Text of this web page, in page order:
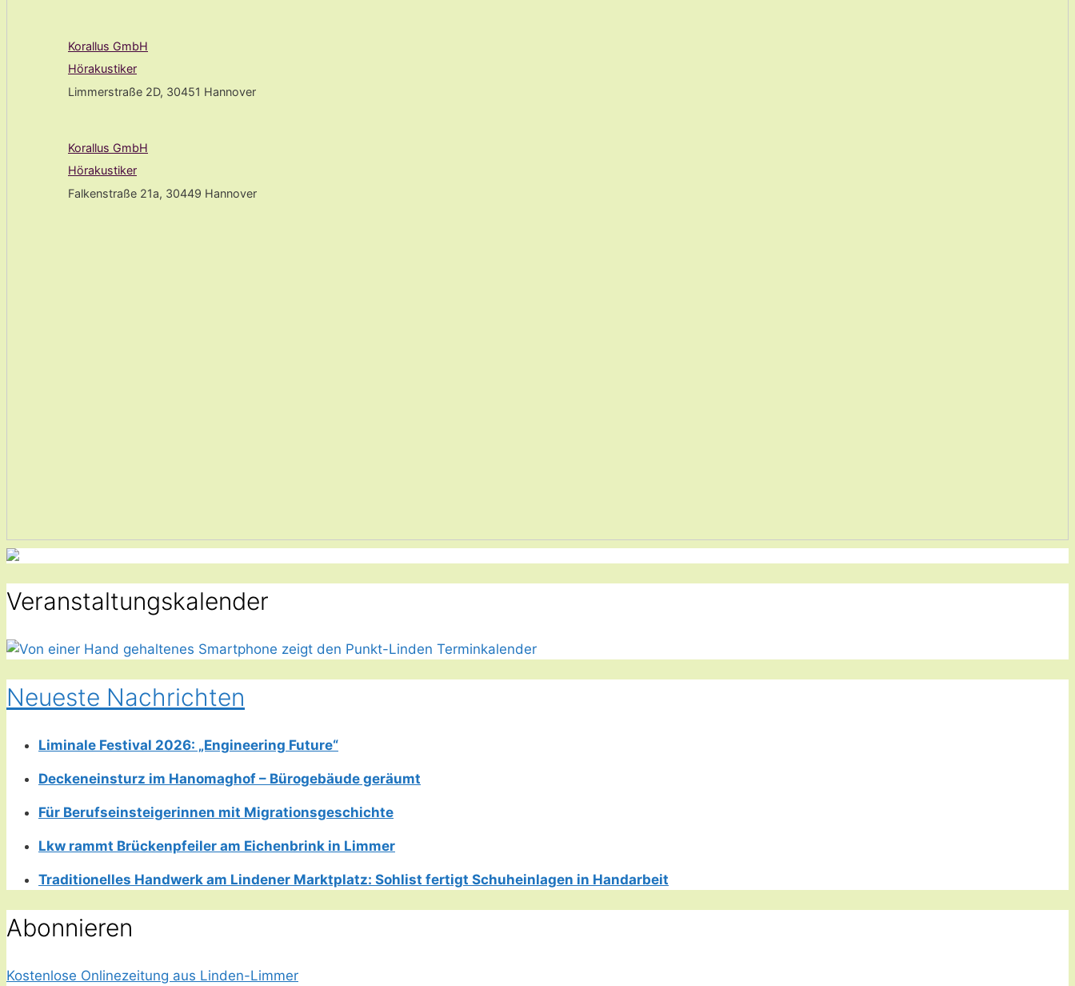
Korallus GmbH
Hörakustiker
Limmerstraße 2D, 30451 Hannover
Korallus GmbH
Hörakustiker
Falkenstraße 21a, 30449 Hannover
Veranstaltungskalender
Neueste Nachrichten
Liminale Festival 2026: „Engineering Future“
Deckeneinsturz im Hanomaghof – Bürogebäude geräumt
Für Berufseinsteigerinnen mit Migrationsgeschichte
Lkw rammt Brückenpfeiler am Eichenbrink in Limmer
Traditionelles Handwerk am Lindener Marktplatz: Sohlist fertigt Schuheinlagen in Handarbeit
Abonnieren
Kostenlose Onlinezeitung aus Linden-Limmer